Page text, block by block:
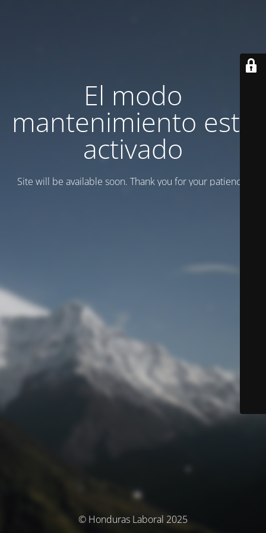
El modo
mantenimiento está
activado
Site will be available soon. Thank you for your patience!
© Honduras Laboral 2025